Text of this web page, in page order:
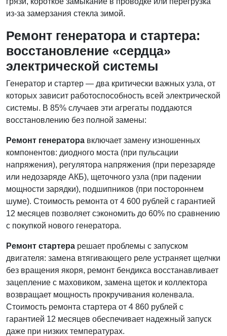
из-за замерзания стекла зимой.
Ремонт генератора и стартера:
восстановление «сердца»
электрической системы
Генератор и стартер — два критически важных узла, от
которых зависит работоспособность всей электрической
системы. В 85% случаев эти агрегаты поддаются
восстановлению без полной замены:
Ремонт генератора включает замену изношенных
компонентов: диодного моста (при пульсации
напряжения), регулятора напряжения (при перезаряде
или недозаряде АКБ), щеточного узла (при падении
мощности зарядки), подшипников (при постороннем
шуме). Стоимость ремонта от 4 600 рублей с гарантией
12 месяцев позволяет сэкономить до 60% по сравнению
с покупкой нового генератора.
Ремонт стартера решает проблемы с запуском
двигателя: замена втягивающего реле устраняет щелчки
без вращения якоря, ремонт бендикса восстанавливает
зацепление с маховиком, замена щеток и коллектора
возвращает мощность прокручивания коленвала.
Стоимость ремонта стартера от 4 860 рублей с
гарантией 12 месяцев обеспечивает надежный запуск
даже при низких температурах.